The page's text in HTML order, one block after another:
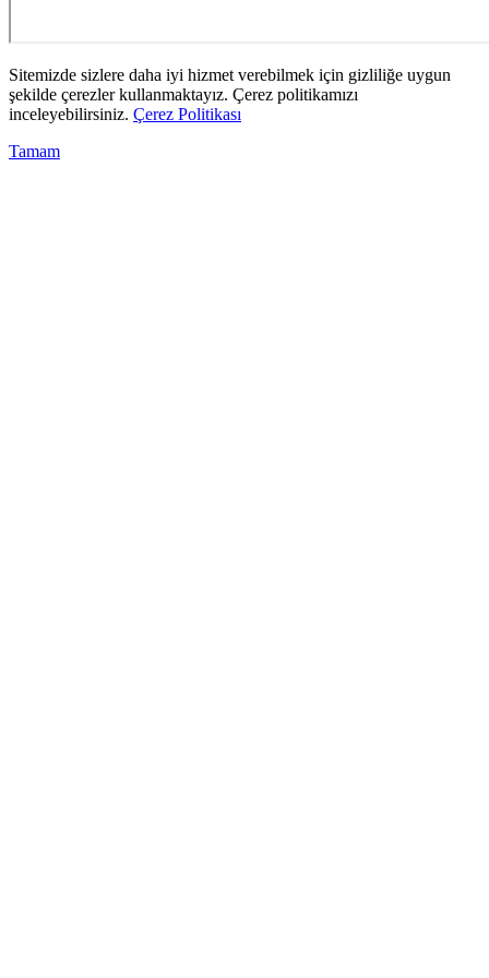
Sitemizde sizlere daha iyi hizmet verebilmek için gizliliğe uygun
şekilde çerezler kullanmaktayız. Çerez politikamızı
inceleyebilirsiniz. Çerez Politikası
Tamam